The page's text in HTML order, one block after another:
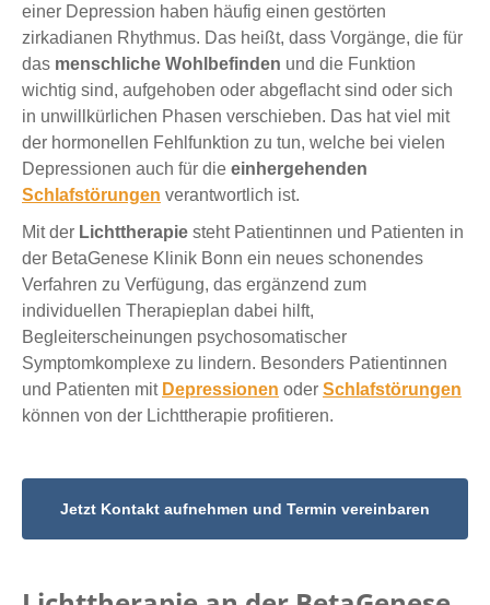
einer Depression haben häufig einen gestörten
zirkadianen Rhythmus. Das heißt, dass Vorgänge, die für
das menschliche Wohlbefinden und die Funktion
wichtig sind, aufgehoben oder abgeflacht sind oder sich
in unwillkürlichen Phasen verschieben. Das hat viel mit
der hormonellen Fehlfunktion zu tun, welche bei vielen
Depressionen auch für die einhergehenden
Schlafstörungen verantwortlich ist.
Mit der Lichttherapie steht Patientinnen und Patienten in
der BetaGenese Klinik Bonn ein neues schonendes
Verfahren zu Verfügung, das ergänzend zum
individuellen Therapieplan dabei hilft,
Begleiterscheinungen psychosomatischer
Symptomkomplexe zu lindern. Besonders Patientinnen
und Patienten mit Depressionen oder Schlafstörungen
können von der Lichttherapie profitieren.
Jetzt Kontakt aufnehmen und Termin vereinbaren